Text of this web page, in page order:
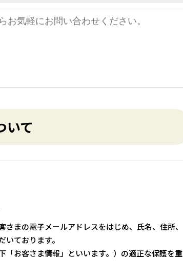
いて
まの電子メールアドレスをはじめ、氏名、住所、
ております。
「お客さま情報」といいます。）の適正な保護を重